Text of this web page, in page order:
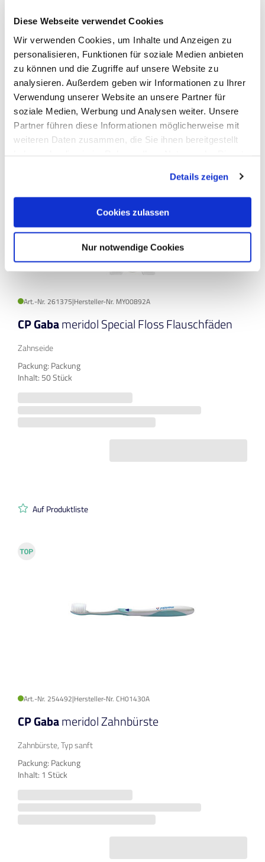
Diese Webseite verwendet Cookies
Wir verwenden Cookies, um Inhalte und Anzeigen zu
personalisieren, Funktionen für soziale Medien anbieten
zu können und die Zugriffe auf unsere Website zu
analysieren. Außerdem geben wir Informationen zu Ihrer
Verwendung unserer Website an unsere Partner für
soziale Medien, Werbung und Analysen weiter. Unsere
Partner führen diese Informationen möglicherweise mit
weiteren Daten zusammen, die Sie ihnen bereitgestellt
Details zeigen
Cookies zulassen
Nur notwendige Cookies
Auf Produktliste
Art.-Nr. 261375|Hersteller-Nr. MY00892A
CP Gabameridol Special Floss Flauschfäden
Zahnseide
Packung: Packung
Inhalt: 50 Stück
Auf Produktliste
Art.-Nr. 254492|Hersteller-Nr. CH01430A
CP Gabameridol Zahnbürste
Zahnbürste, Typ sanft
Packung: Packung
Inhalt: 1 Stück